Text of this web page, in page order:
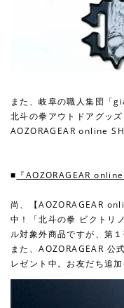
また、岐阜の職人集団「
北斗の拳アウトドアグッ
AOZORAGEAR online
■ 『AOZORAGEAR
尚、【AOZORAGEAR
中！「北斗の拳 ビクトリ
ル対象外商品ですが、第
また、AOZORAGEAR 公
レゼント中。お友だち追加